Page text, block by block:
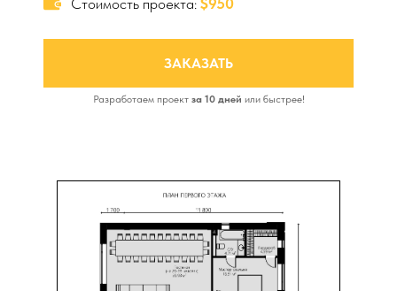
Разработаем проект за 10 дней или быстрее!
ЗАКАЗАТЬ
Стоимость проекта: $950